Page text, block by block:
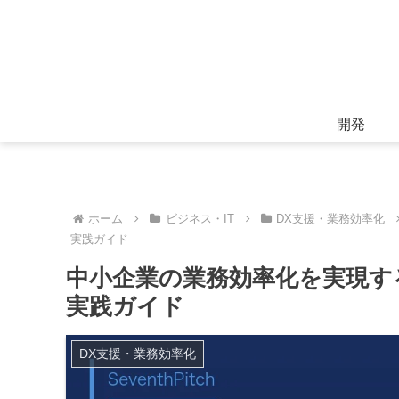
開発
ホーム ビジネス・IT
DX支援・業務効率化
実践ガイド
中小企業の業務効率化を実現
実践ガイド
DX支援・業務効率化